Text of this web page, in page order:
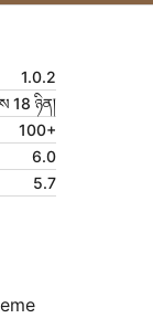
1.0.2
18 ཉིན།
100+
6.0
5.7